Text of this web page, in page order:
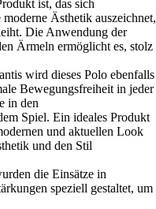
ist, das sich
Ästhetik auszeichnet,
Die Anwendung der
Ärmeln ermöglicht es, stolz
wird dieses Polo ebenfalls
Bewegungsfreiheit in jeder
in den
Spiel. Ein ideales Produkt
und aktuellen Look
und den Stil
die Einsätze in
speziell gestaltet, um